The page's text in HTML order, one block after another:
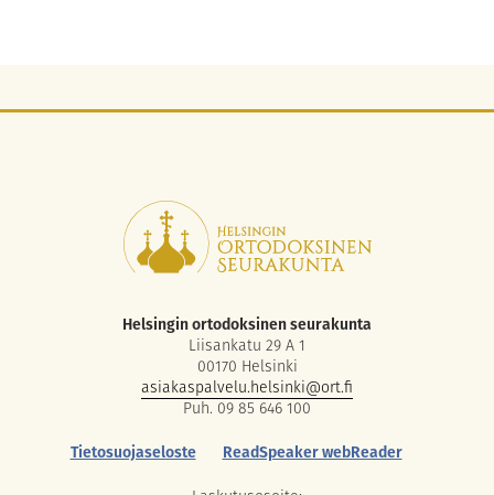
Helsingin ortodoksinen seurakunta
Liisankatu 29 A 1
00170 Helsinki
asiakaspalvelu.helsinki@ort.fi
Puh. 09 85 646 100
Tietosuojaseloste
ReadSpeaker webReader